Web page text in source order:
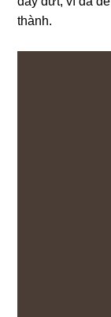
thành.